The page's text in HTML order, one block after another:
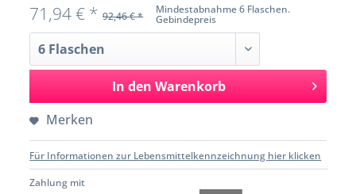
Mindestabnahme 6 Flaschen.
Gebindepreis
71,94 € * 92,46 € *
In den Warenkorb
Merken
Für Informationen zur Lebensmittelkennzeichnung hier klicken
Zahlung mit